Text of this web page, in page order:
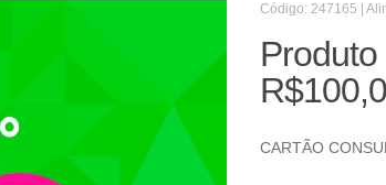
Código: 247165 |
CARTÃO